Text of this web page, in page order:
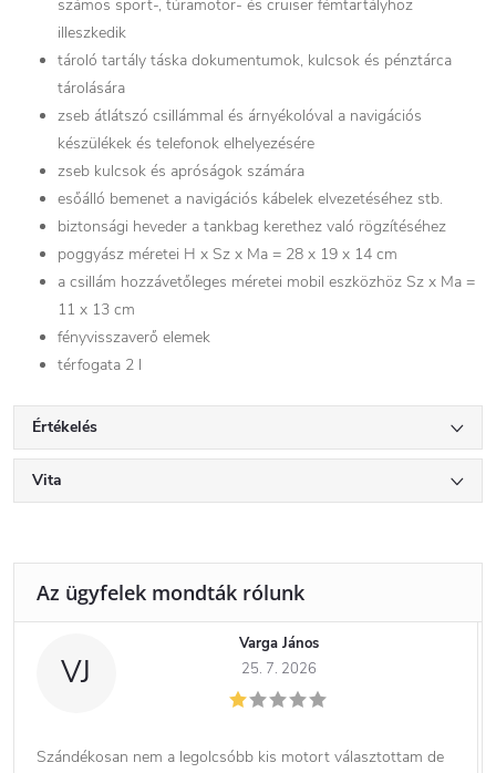
számos sport-, túramotor- és cruiser fémtartályhoz
illeszkedik
tároló tartály táska dokumentumok, kulcsok és pénztárca
tárolására
zseb átlátszó csillámmal és árnyékolóval a navigációs
készülékek és telefonok elhelyezésére
zseb kulcsok és apróságok számára
esőálló bemenet a navigációs kábelek elvezetéséhez stb.
biztonsági heveder a tankbag kerethez való rögzítéséhez
poggyász méretei H x Sz x Ma = 28 x 19 x 14 cm
a csillám hozzávetőleges méretei mobil eszközhöz Sz x Ma =
11 x 13 cm
fényvisszaverő elemek
térfogata 2 l
Értékelés
Vita
VJ
Varga János
25. 7. 2026
Szándékosan nem a legolcsóbb kis motort választottam de